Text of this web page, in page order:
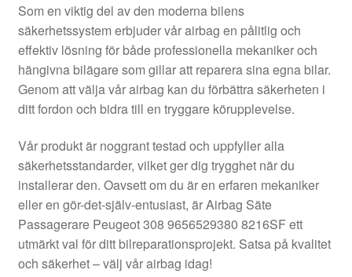
Om oss
Reklamationsprocedur
Transport
Vagn
Världsomspännande frakt
Villkor
Som en viktig del av den moderna bilens
säkerhetssystem erbjuder vår airbag en pålitlig och
effektiv lösning för både professionella mekaniker och
hängivna bilägare som gillar att reparera sina egna bilar.
Genom att välja vår airbag kan du förbättra säkerheten i
ditt fordon och bidra till en tryggare körupplevelse.
Vår produkt är noggrant testad och uppfyller alla
säkerhetsstandarder, vilket ger dig trygghet när du
installerar den. Oavsett om du är en erfaren mekaniker
eller en gör-det-själv-entusiast, är Airbag Säte
Passagerare Peugeot 308 9656529380 8216SF ett
utmärkt val för ditt bilreparationsprojekt. Satsa på kvalitet
och säkerhet – välj vår airbag idag!